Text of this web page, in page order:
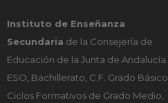
Instituto de Enseñanza
Secundaria de la Consejería de
Educación de la Junta de Andalucía.
ESO, Bachillerato, C.F. Grado Básico,
Ciclos Formativos de Grado Medio,